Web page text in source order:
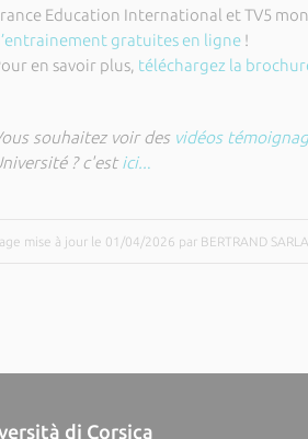
Education International et TV5
gratuites en ligne!
en savoir plus, téléchargez la
souhaitez voir des vidéos
? c'estici...
mise à jour le 01/04/2026 par BERTRAND
di Corsica